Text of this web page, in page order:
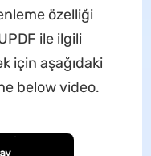
özelliği
ile ilgili
için aşağıdaki
below video.